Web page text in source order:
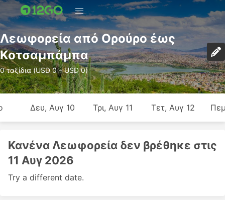
Λεωφορεία από Ορούρο έως
Κοτσαμπάμπα
0 ταξίδια (USD 0 – USD 0)
Δευ, Αυγ 10 Τρι, Αυγ 11 Τετ, Αυγ 12
Κανένα Λεωφορεία δεν βρέθηκε στις
11 Αυγ 2026
Try a different date.